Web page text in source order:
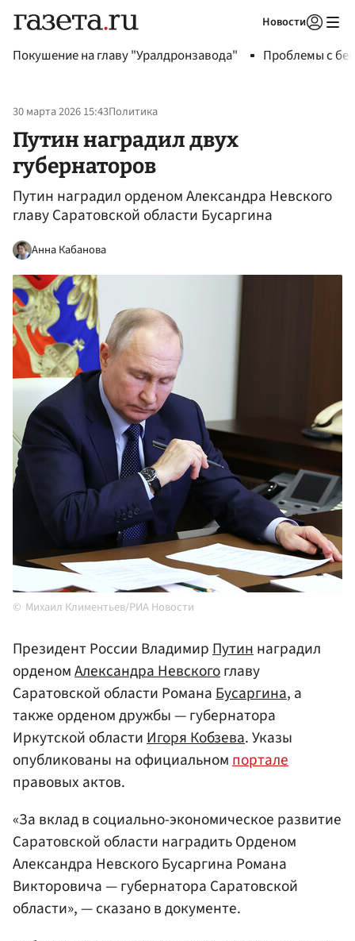
Новости
Покушение на главу "Уралдронзавода" Проблемы с
30 марта 2026 15:43Политика
Путин наградил двух
губернаторов
Путин наградил орденом Александра Невского
главу Саратовской области Бусаргина
Анна Кабанова
Михаил Климентьев/РИА Новости
Президент России ВладимирПутиннаградил
орденомАлександра Невскогоглаву
Саратовской области РоманаБусаргина, а
также орденом дружбы — губернатора
Иркутской областиИгоря Кобзева. Указы
опубликованы на официальномпортале
правовых актов.
«За вклад в социально-экономическое развитие
Саратовской области наградить Орденом
Александра Невского Бусаргина Романа
Викторовича — губернатора Саратовской
области», — сказано в документе.